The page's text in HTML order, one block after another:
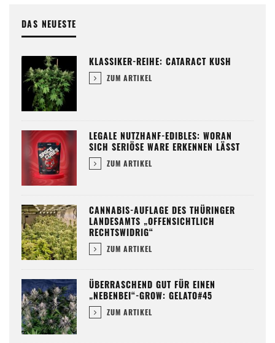
DAS NEUESTE
KLASSIKER-REIHE: CATARACT KUSH
ZUM ARTIKEL
LEGALE NUTZHANF-EDIBLES: WORAN
SICH SERIÖSE WARE ERKENNEN LÄSST
ZUM ARTIKEL
CANNABIS-AUFLAGE DES THÜRINGER
LANDESAMTS „OFFENSICHTLICH
RECHTSWIDRIG“
ZUM ARTIKEL
ÜBERRASCHEND GUT FÜR EINEN
„NEBENBEI“-GROW: GELATO#45
ZUM ARTIKEL